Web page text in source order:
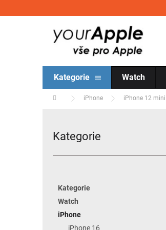
Kategorie Watch
Domů iPhone iPhone 12 mini
Přeskočit kategorie
Kategorie
Kategorie
Watch
iPhone
iPhone 16